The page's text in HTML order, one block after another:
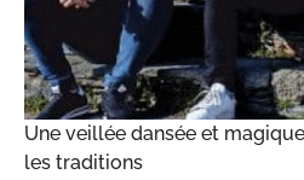
Une veillée dansée et
les traditions